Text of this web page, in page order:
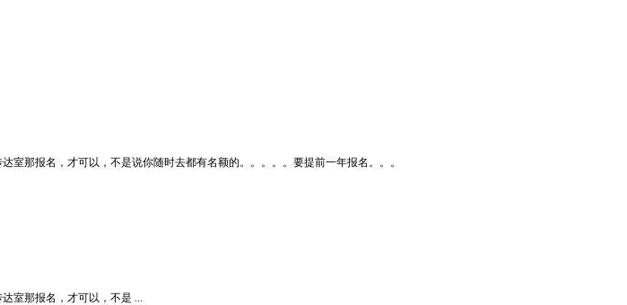
那报名，才可以，不是说你随时去都有名额的。。。。。要提前一年报名。。。
室那报名，才可以，不是 ...